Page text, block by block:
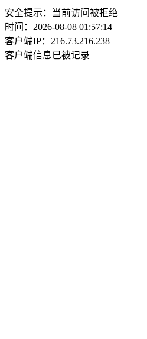
安全提示：当前访问被拒绝
时间：2026-08-08 01:57:14
客户端IP：216.73.216.238
客户端信息已被记录